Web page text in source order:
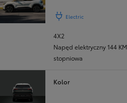
Electric
4X2
Napęd elektryczny 144 KM
stopniowa
Kolor